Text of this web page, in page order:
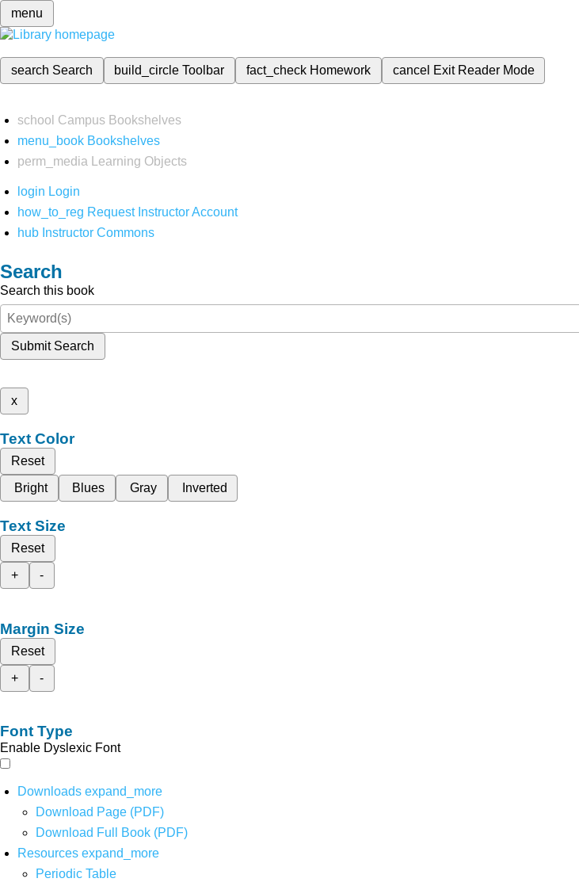
menu
search Search build_circleToolbar fact_check Homework cancel Exit Reader Mode
school Campus Bookshelves
menu_book Bookshelves
perm_media
Learning Objects
login Login
how_to_reg Request Instructor Account
hub Instructor Commons
Search
Search this book
Submit Search
x
Text Color
Reset
Bright
Blues Gray Inverted
Text Size
Reset
+
-
Margin Size
Reset
+
-
Font Type
Enable Dyslexic Font
Downloads expand_more
Download Page (PDF)
Download Full Book (PDF)
Resources expand_more
Periodic Table